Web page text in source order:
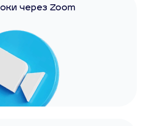
через Zoom